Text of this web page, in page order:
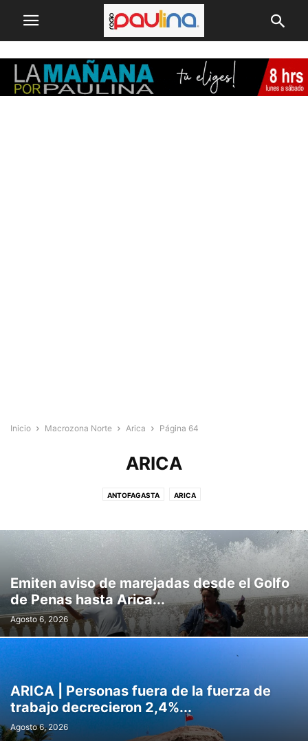
Inicio Macrozona Norte Arica Página 64
ARICA
ANTOFAGASTA ARICA
Emiten aviso de marejadas desde el Golfo
de Penas hasta Arica...
Agosto 6, 2026
ARICA | Personas fuera de la fuerza de
trabajo decrecieron 2,4%...
Agosto 6, 2026